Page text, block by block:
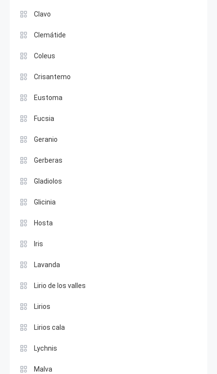
Clavo
Clemátide
Coleus
Crisantemo
Eustoma
Fucsia
Geranio
Gerberas
Gladiolos
Glicinia
Hosta
Iris
Lavanda
Lirio de los valles
Lirios
Lirios cala
Lychnis
Malva